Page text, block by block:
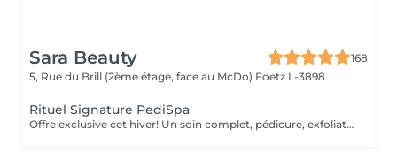
Sara Beauty
168
5, Rue du Brill (2ème étage, face au McDo) Foetz L-3898
Rituel Signature PediSpa
Offre exclusive cet hiver! Un soin complet, pédicure, exfoliation et masque nourrissant et bain à remous pour une douceur absolue. Un moment cocooning, réconfortant, idéal pour l'hiver. La version avec pause de semi permanent pour des pieds soignés est éclatant tout l'hiver